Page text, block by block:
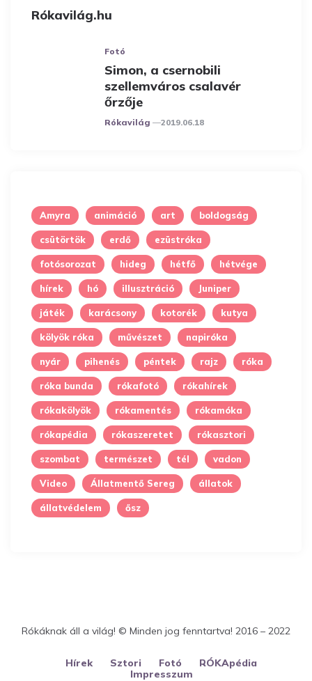
Fotó
Simon, a csernobili
szellemváros csalavér
őrzője
Posted
Rókavilág 2019.06.18
Amyra animáció art boldogság
csütörtök erdő ezüstróka
fotósorozat hideg hétfő hétvége
hírek hó illusztráció Juniper
játék karácsony kotorék kutya
kölyök róka művészet napiróka
nyár pihenés péntek rajz róka
róka bunda rókafotó rókahírek
rókakölyök rókamentés rókamóka
rókapédia rókaszeretet rókasztori
szombat természet tél vadon
Video Állatmentő Sereg állatok
állatvédelem ősz
Rókáknak áll a világ! © Minden jog fenntartva! 2016 – 2022
Hírek Sztori Fotó
RÓKApédia
Impresszum